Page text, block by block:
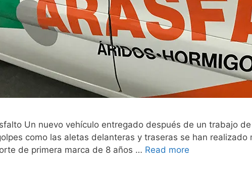
Un nuevo vehículo entregado después de un trabajo
como las aletas delanteras y traseras se han
de primera marca de 8 años … Read more